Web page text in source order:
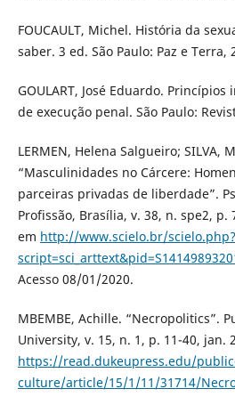
FOUCAULT, Michel. História da
saber. 3 ed. São Paulo: Paz e Terra,
GOULART, José Eduardo.
de execução penal. São Paulo:
LERMEN, Helena Salgueiro; SILVA,
“Masculinidades no Cárcere:
parceiras privadas de liberdade”.
Profissão, Brasília, v. 38, n. spe2, p.
em http://www.scielo.br/scielo.php?
Acesso 08/01/2020.
MBEMBE, Achille. “Necropolitics”.
University, v. 15, n. 1, p. 11-40, jan.
https://read.dukeupress.edu/
culture/article/15/1/11/31714/